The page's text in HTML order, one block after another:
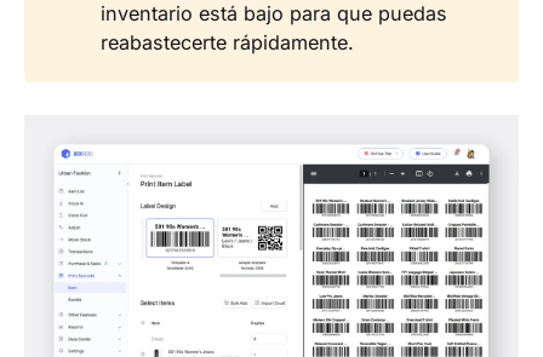
inventario está bajo para que puedas
reabastecerte rápidamente.